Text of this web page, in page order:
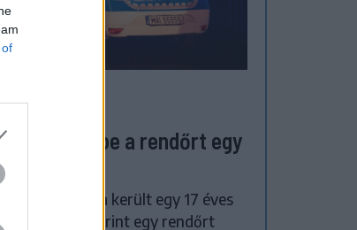
of
ütötte fejbe a rendőrt egy
letartóztatásba került egy 17 éves
a gyanú szerint egy rendőrt